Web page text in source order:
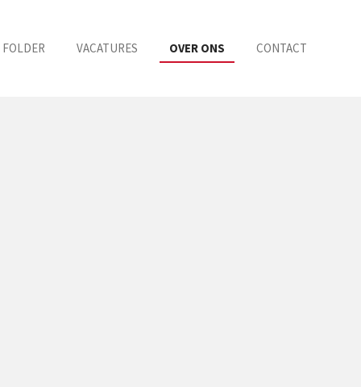
FOLDER VACATURES OVER ONS CONTACT